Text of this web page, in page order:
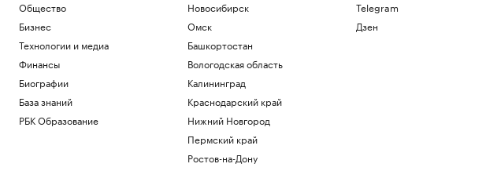
Посольство России назвало инцидент с
дроном в Лейпциге провокацией
Общество
Бизнес
Технологии и медиа
Финансы
Биографии
База знаний
РБК Образование
Новосибирск
Омск
Башкортостан
Вологодская область
Калининград
Краснодарский край
Нижний Новгород
Пермский край
Ростов-на-Дону
Telegram
Дзен